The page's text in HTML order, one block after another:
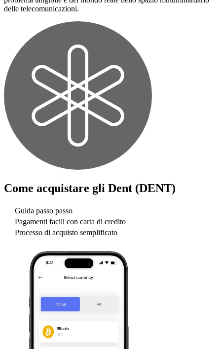
delle telecomunicazioni.
Come acquistare gli Dent (DENT)
Guida passo passo
Pagamenti facili con carta di credito
Processo di acquisto semplificato